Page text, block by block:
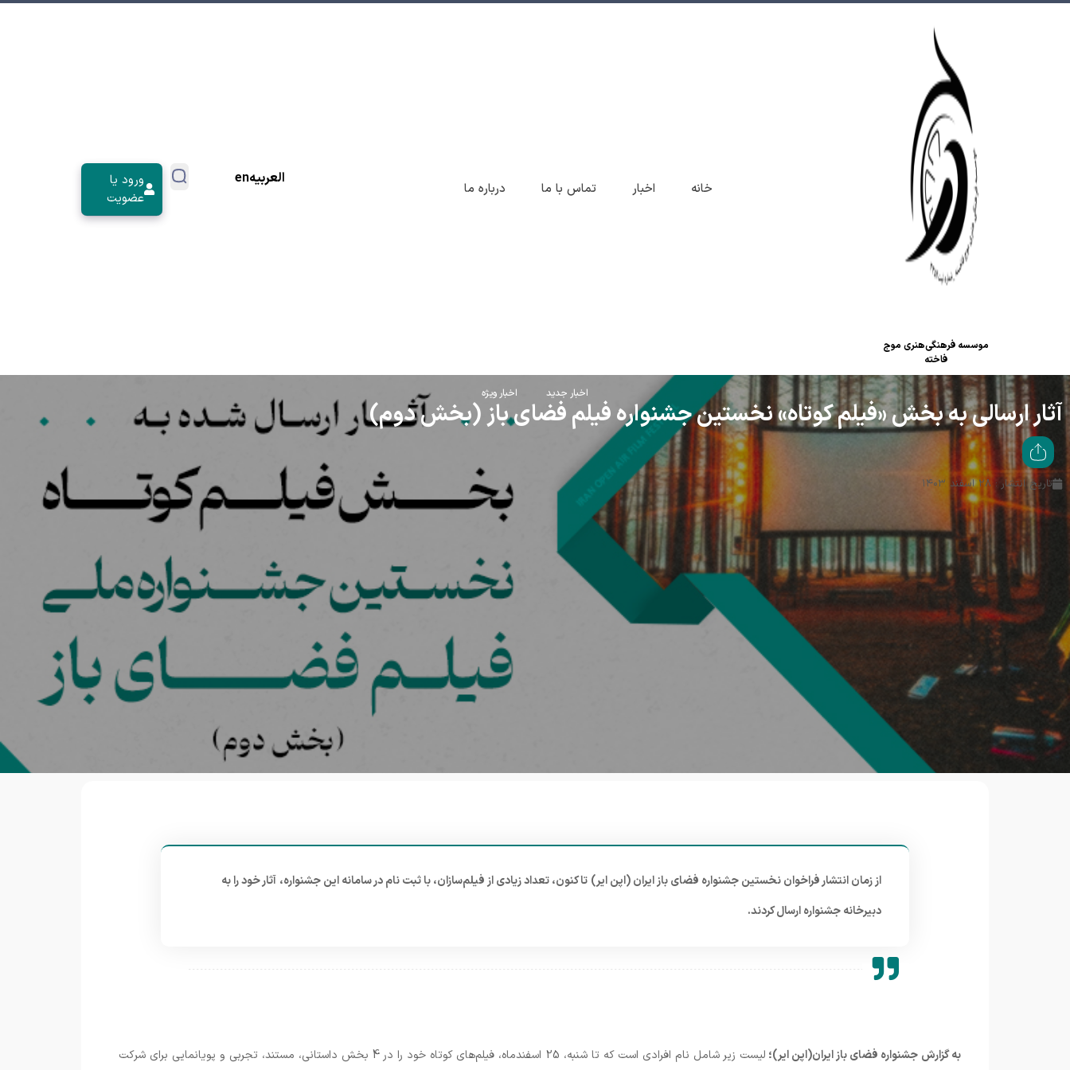
موسسه فرهنگی‌هنری موج
فاخته
خانه اخبار تماس با ما درباره ما
العربیهen
ورود یا
عضویت
اخبار جدید اخبار ویژه
آثار ارسالی به بخش «فیلم کوتاه» نخستین جشنواره فیلم فضای باز (بخش دوم)
تاریخ انتشار : ۲۸ اسفند ۱۴۰۳
از زمان انتشار فراخوان نخستین جشنواره فضای باز ایران (اپن ایر) تا کنون، تعداد زیادی از فیلم‌سازان، با ثبت نام در سامانه این جشنواره، آثار خود را به
دبیرخانه جشنواره ارسال کردند.
به گزارش جشنواره فضای باز ایران(اپن ایر)؛
لیست زیر شامل نام افرادی است که تا شنبه، 25 اسفندماه، فیلم‌های کوتاه خود را در 4 بخش داستانی، مستند، تجربی و پویانمایی برای شرکت